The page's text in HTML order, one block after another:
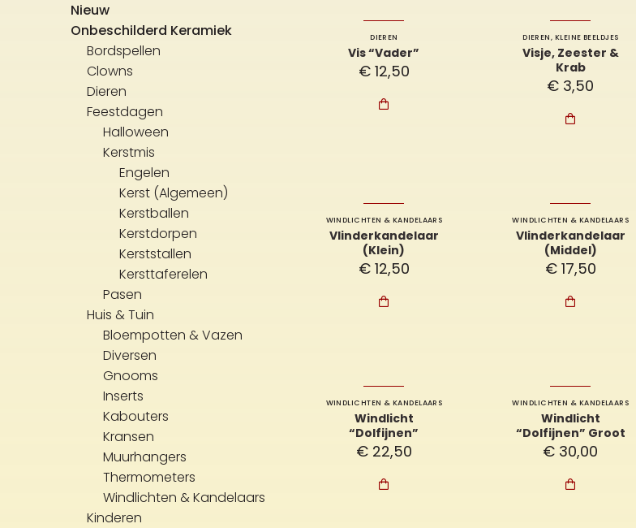
Nieuw
Onbeschilderd Keramiek
Bordspellen
Clowns
Dieren
Feestdagen
Halloween
Kerstmis
Engelen
Kerst (Algemeen)
Kerstballen
Kerstdorpen
Kerststallen
Kersttaferelen
Pasen
Huis & Tuin
Bloempotten & Vazen
Diversen
Gnooms
Inserts
Kabouters
Kransen
Muurhangers
Thermometers
Windlichten & Kandelaars
Kinderen
DIEREN
Vis “Vader”
€12,50

DIEREN, KLEINE BEELDJES
Visje, Zeester &
Krab
€ 3,50

WINDLICHTEN & KANDELAARS
Vlinderkandelaar
(Klein)
€12,50

WINDLICHTEN & KANDELAARS
Vlinderkandelaar
(Middel)
€17,50

WINDLICHTEN & KANDELAARS
Windlicht
“Dolfijnen”
€22,50

WINDLICHTEN & KANDELAARS
Windlicht
“Dolfijnen” Groot
€ 30,00
